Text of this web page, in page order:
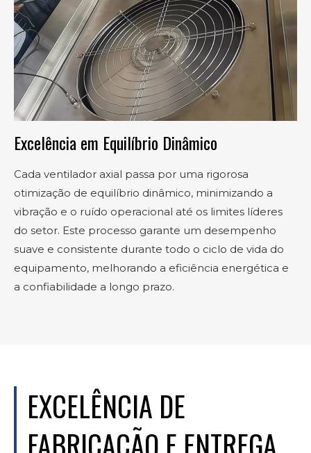
Excelência em Equilíbrio Dinâmico
Cada ventilador axial passa por uma rigorosa
otimização de equilíbrio dinâmico, minimizando a
vibração e o ruído operacional até os limites líderes
do setor. Este processo garante um desempenho
suave e consistente durante todo o ciclo de vida do
equipamento, melhorando a eficiência energética e
a confiabilidade a longo prazo.
EXCELÊNCIA DE
FABRICAÇÃO E ENTREGA